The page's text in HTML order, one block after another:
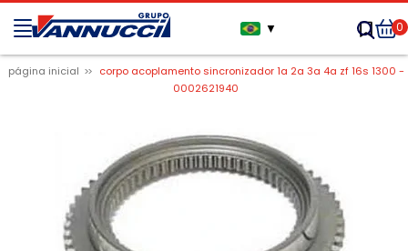
▼ 0
página inicial
corpo acoplamento sincronizador 1a 2a 3a 4a zf 16s 1300 -
0002621940